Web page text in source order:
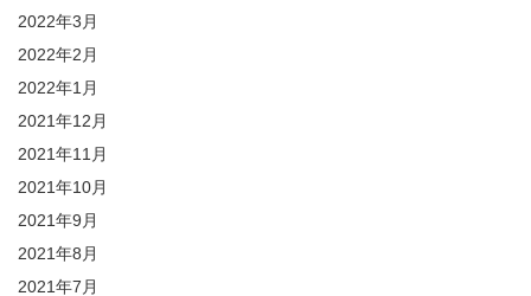
2022年3月
2022年2月
2022年1月
2021年12月
2021年11月
2021年10月
2021年9月
2021年8月
2021年7月